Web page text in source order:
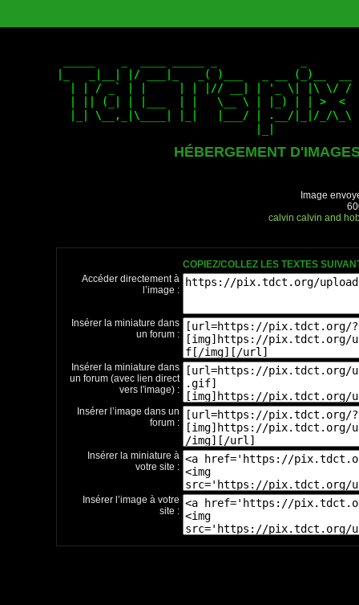
HÉBERGEMENT
Image
calvin calvin and
COPIEZ/COLLEZ LES TEXTES
Accéder directement à
l’image :
Insérer la miniature dans
un forum :
Insérer la miniature dans
un forum (avec lien direct
vers l'image) :
Insérer l’image dans un
forum :
Insérer la miniature à
votre site :
Insérer l’image à votre
site :